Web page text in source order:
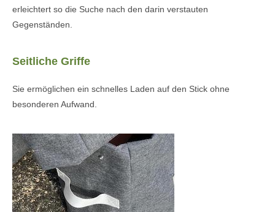
erleichtert so die Suche nach den darin verstauten
Gegenständen.
Seitliche Griffe
Sie ermöglichen ein schnelles Laden auf den Stick ohne
besonderen Aufwand.